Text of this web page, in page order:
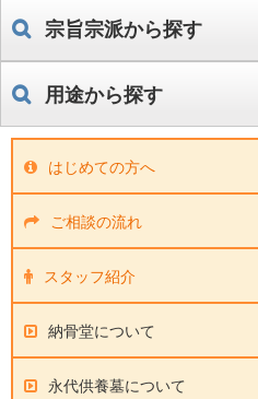
宗旨宗派から探す
用途から探す
はじめての方へ
ご相談の流れ
スタッフ紹介
納骨堂について
永代供養墓について